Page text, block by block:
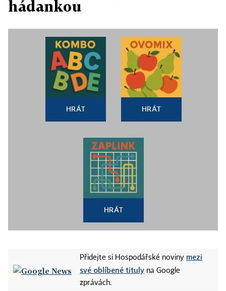
hádankou
HRÁT HRÁT
HRÁT
Přidejte si Hospodářské noviny mezi
své oblíbené tituly na Google
zprávách.